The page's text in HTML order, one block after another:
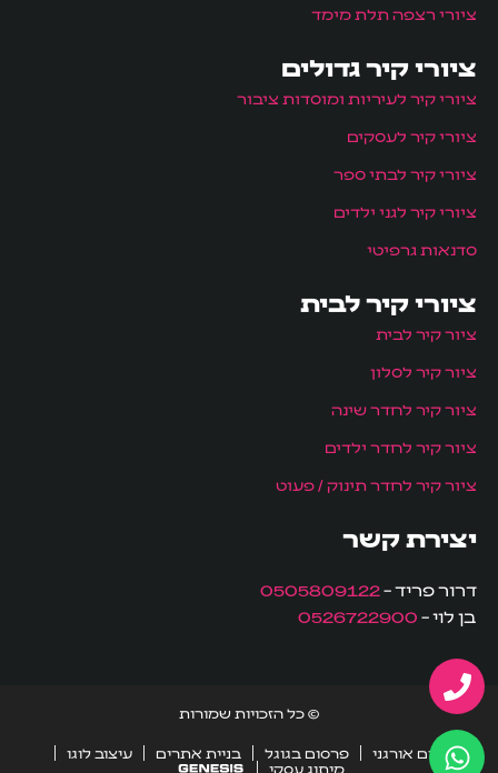
ציורי רצפה תלת מימד
ציורי קיר גדולים
ציורי קיר לעיריות ומוסדות ציבור
ציורי קיר לעסקים
ציורי קיר לבתי ספר
ציורי קיר לגני ילדים
סדנאות גרפיטי
ציורי קיר לבית
ציור קיר לבית
ציור קיר לסלון
ציור קיר לחדר שינה
ציור קיר לחדר ילדים
ציור קיר לחדר תינוק / פעוט
יצירת קשר
דרור פריד –0505809122
בן לוי –0526722900
© כל הזכויות שמורות
קידום אורגני פרסום בגוגל בניית אתרים
עיצוב לוגו
מיתוג עסקי